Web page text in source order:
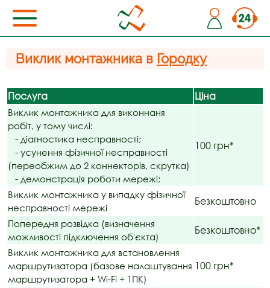
Виклик монтажника в Городку
Послуга Ціна
Виклик монтажника для виконнаня
робіт, у тому числі:
- діагностика несправності;
- усунення фізичної несправності
(переобжим до 2 коннекторів, скрутка)
- демонстрація роботи мережі;
100 грн*
Виклик монтажника у випадку фізичної
несправності мережі
Безкоштовно
Попередня розвідка (визначення
можливості підключення об'єкта)
Безкоштовно*
Виклик монтажника для встановлення
маршрутизатора (базове налаштування
маршрутизатора + Wi-Fi + 1ПК)
100 грн*